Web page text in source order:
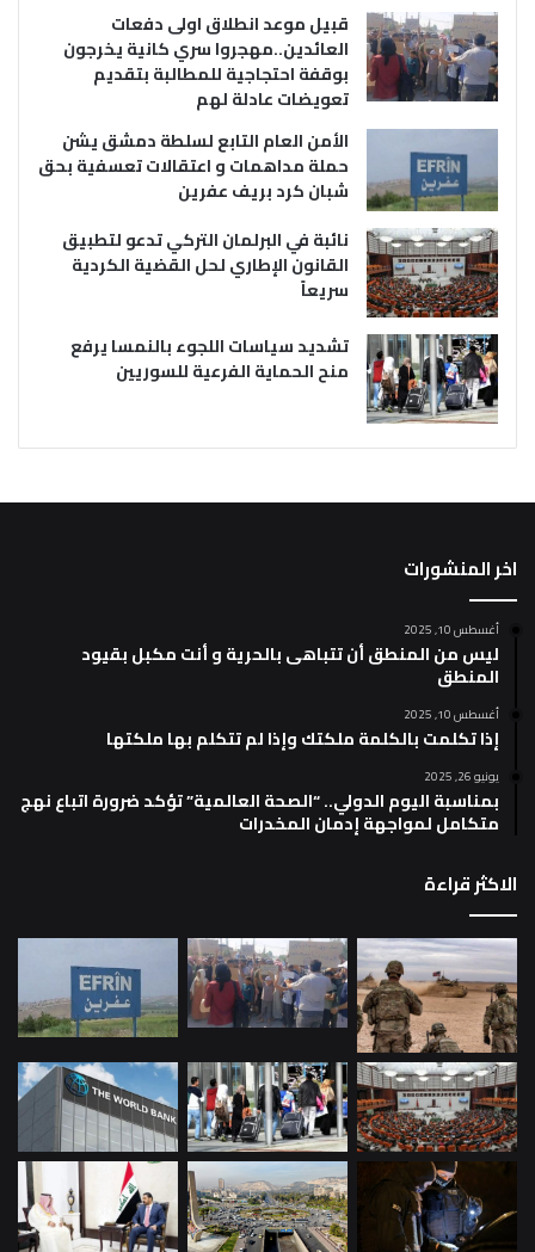
قبيل موعد انطلاق اولى دفعات
العائدين..مهجروا سري كانية يخرجون
بوقفة احتجاجية للمطالبة بتقديم
تعويضات عادلة لهم
الأمن العام التابع لسلطة دمشق يشن
حملة مداهمات و اعتقالات تعسفية بحق
شبان كرد بريف عفرين
نائبة في البرلمان التركي تدعو لتطبيق
القانون الإطاري لحل القضية الكردية
سريعاً
تشديد سياسات اللجوء بالنمسا يرفع
منح الحماية الفرعية للسوريين
اخر المنشورات
أغسطس 10, 2025
ليس من المنطق أن تتباهى بالحرية و أنت مكبل بقيود
المنطق
أغسطس 10, 2025
إذا تكلمت بالكلمة ملكتك وإذا لم تتكلم بها ملكتها
يونيو 26, 2025
بمناسبة اليوم الدولي.. “الصحة العالمية” تؤكد ضرورة اتباع نهج
متكامل لمواجهة إدمان المخدرات
الاكثر قراءة